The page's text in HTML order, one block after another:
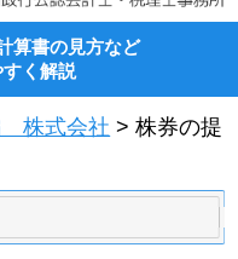
算書の見方など
く解説
株式会社 > 株券の提